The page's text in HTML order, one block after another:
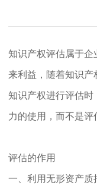
知识产权评估属于企
来利益，随着知识产
知识产权进行评估时
力的使用，而不是评
评估的作用
一、利用无形资产质